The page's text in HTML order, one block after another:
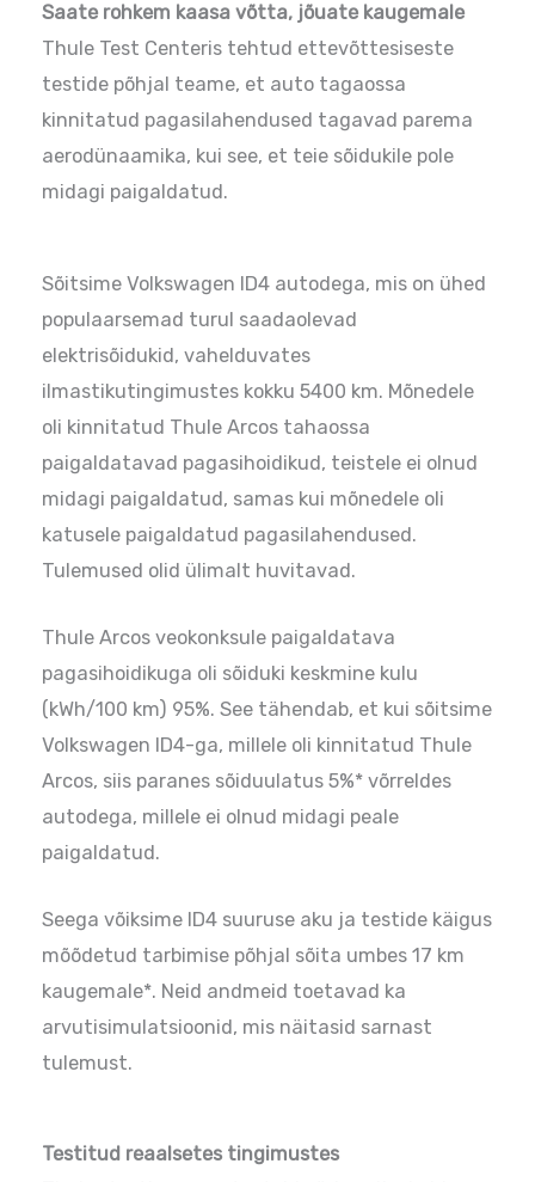
Saate rohkem kaasa võtta, jõuate kaugemale
Thule Test Centeris tehtud ettevõttesiseste
testide põhjal teame, et auto tagaossa
kinnitatud pagasilahendused tagavad parema
aerodünaamika, kui see, et teie sõidukile pole
midagi paigaldatud.
Sõitsime Volkswagen ID4 autodega, mis on ühed
populaarsemad turul saadaolevad
elektrisõidukid, vahelduvates
ilmastikutingimustes kokku 5400 km. Mõnedele
oli kinnitatud Thule Arcos tahaossa
paigaldatavad pagasihoidikud, teistele ei olnud
midagi paigaldatud, samas kui mõnedele oli
katusele paigaldatud pagasilahendused.
Tulemused olid ülimalt huvitavad.
Thule Arcos veokonksule paigaldatava
pagasihoidikuga oli sõiduki keskmine kulu
(kWh/100 km) 95%. See tähendab, et kui sõitsime
Volkswagen ID4-ga, millele oli kinnitatud Thule
Arcos, siis paranes sõiduulatus 5%* võrreldes
autodega, millele ei olnud midagi peale
paigaldatud.
Seega võiksime ID4 suuruse aku ja testide käigus
mõõdetud tarbimise põhjal sõita umbes 17 km
kaugemale*. Neid andmeid toetavad ka
arvutisimulatsioonid, mis näitasid sarnast
tulemust.
Testitud reaalsetes tingimustes